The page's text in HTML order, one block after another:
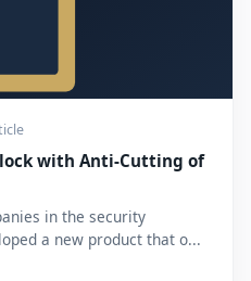
with Anti-Cutting of
in the security
a new product that o...